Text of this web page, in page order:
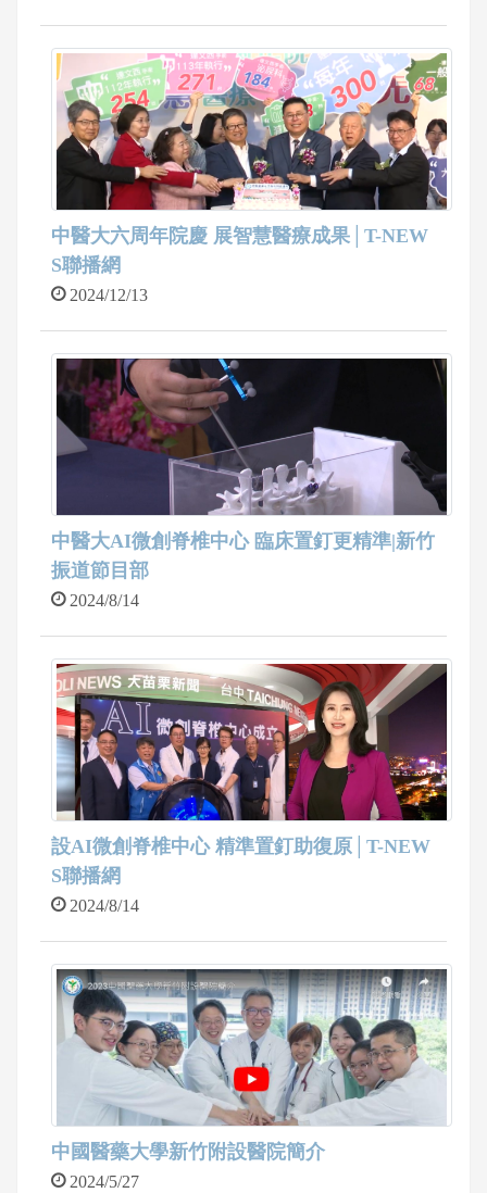
中醫大六周年院慶 展智慧醫療成果│T-NEW
S聯播網
2024/12/13
中醫大AI微創脊椎中心 臨床置釘更精準|新竹
振道節目部
2024/8/14
設AI微創脊椎中心 精準置釘助復原│T-NEW
S聯播網
2024/8/14
中國醫藥大學新竹附設醫院簡介
2024/5/27